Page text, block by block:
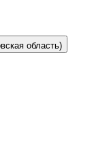
область)